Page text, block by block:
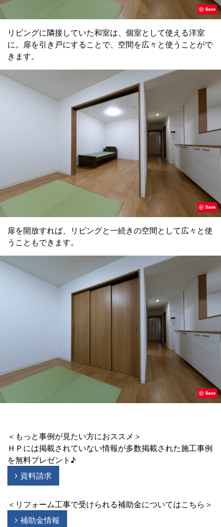
Save
リビングに隣接していた和室は、個室として使える洋室
に。扉を引き戸にすることで、空間を広々と使うことがで
きます。
Save
扉を開放すれば、リビングと一続きの空間として広々と使
うこともできます。
Save
＜もっと事例が見たい方におススメ＞
ＨＰには掲載されていない情報が多数掲載された施工事例
を無料プレゼント♪
資料請求
＜リフォーム工事で受けられる補助金についてはこちら＞
補助金情報